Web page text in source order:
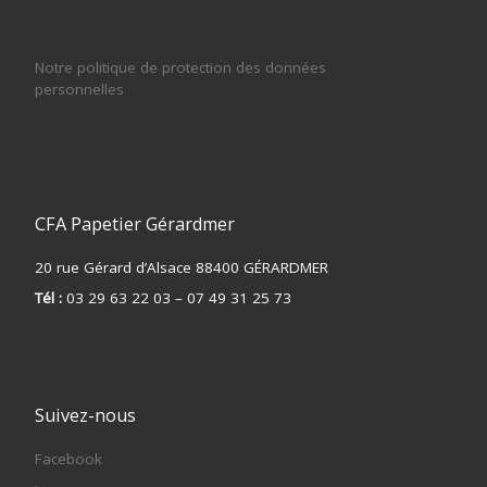
Notre politique de protection des données
personnelles
CFA Papetier Gérardmer
20 rue Gérard d’Alsace 88400 GÉRARDMER
Tél :03 29 63 22 03 – 07 49 31 25 73
Suivez-nous
Facebook